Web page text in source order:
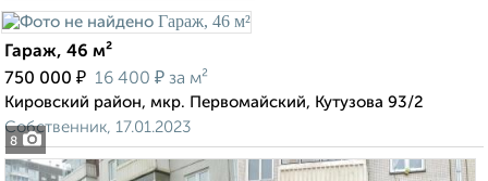
8
Гараж, 46 м²
750 000 ₽ 16 400 ₽ за м²
Кировский район, мкр. Первомайский, Кутузова 93/2
Собственник, 17.01.2023